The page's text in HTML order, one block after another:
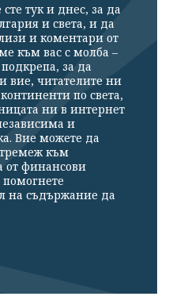
тук и днес, за да
и света, и да
и коментари от
към вас с молба –
за да
вие, читателите ни
по света,
ни в интернет
и
Вие можете да
към
от финансови
на съдържание да